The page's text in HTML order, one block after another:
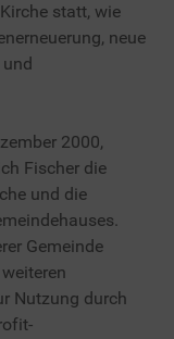
statt, wie
neue
2000,
Fischer die
und die
Gemeinde
Nutzung durch